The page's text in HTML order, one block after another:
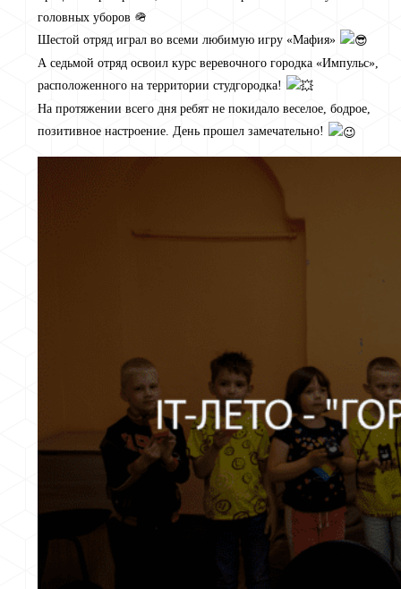
головных уборов 🪖
Шестой отряд играл во всеми любимую игру «Мафия»
А седьмой отряд освоил курс веревочного городка «Импульс»,
расположенного на территории студгородка!
На протяжении всего дня ребят не покидало веселое, бодрое,
позитивное настроение. День прошел замечательно!